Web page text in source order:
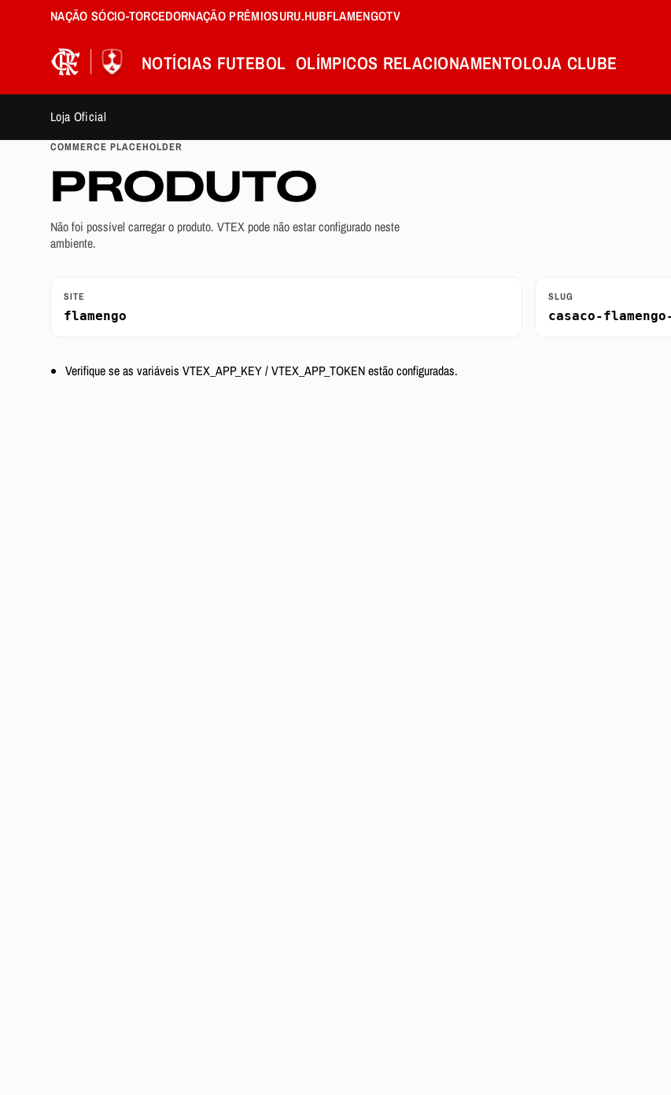
NAÇÃO SÓCIO-TORCEDORNAÇÃO PRÊMIOSURU.HUBFLAMENGOTV
NOTÍCIAS FUTEBOL OLÍMPICOS RELACIONAMENTOLOJA CLUBE
Loja Oficial
COMMERCE PLACEHOLDER
PRODUTO
Não foi possível carregar o produto. VTEX pode não estar configurado neste
ambiente.
SITE
flamengo
SLUG
casaco-
Verifique se as variáveis VTEX_APP_KEY / VTEX_APP_TOKEN estão configuradas.